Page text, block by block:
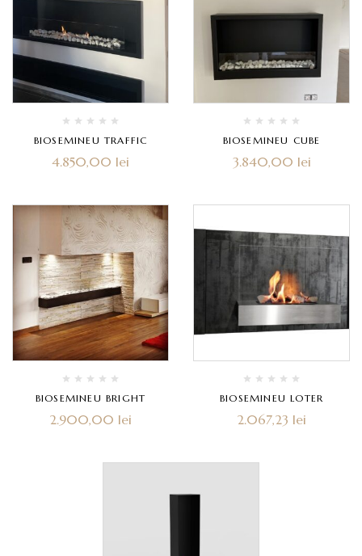
BIOSEMINEU TRAFFIC
4.850,00 lei
BIOSEMINEU CUBE
3.840,00 lei
BIOSEMINEU BRIGHT
2.900,00 lei
BIOSEMINEU LOTER
2.067,23 lei